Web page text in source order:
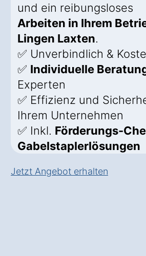
und ein reibungsloses
Arbeiten in Ihrem
Lingen Laxten.
✅ Unverbindlich &
✅ Individuelle
Experten
✅ Effizienz und
Ihrem Unternehmen
✅ Inkl. Förderungs-
Gabelstaplerlösungen
Jetzt Angebot erhalten